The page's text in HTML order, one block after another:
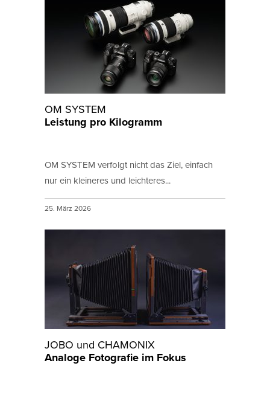
OM SYSTEM
Leistung pro Kilogramm
OM SYSTEM verfolgt nicht das Ziel, einfach
nur ein kleineres und leichteres...
25. März 2026
JOBO und CHAMONIX
Analoge Fotografie im Fokus